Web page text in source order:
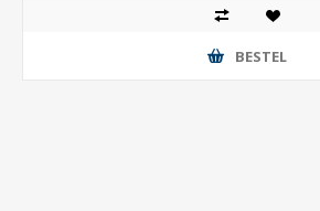
BESTEL